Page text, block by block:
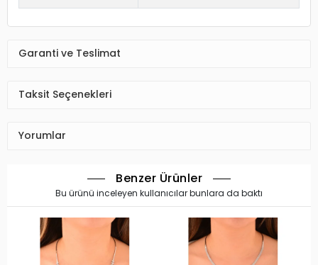
Garanti ve Teslimat
Taksit Seçenekleri
Yorumlar
Benzer Ürünler
Bu ürünü inceleyen kullanıcılar bunlara da baktı